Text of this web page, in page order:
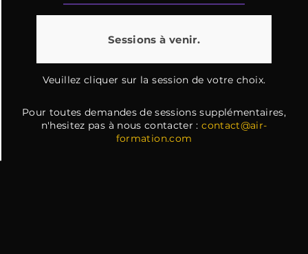
Sessions à venir.
Veuillez cliquer sur la session de votre choix.
Pour toutes demandes de sessions supplémentaires,
n'hesitez pas à nous contacter :contact@air-
formation.com